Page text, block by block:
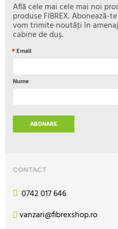
Află cele mai cele mai noi
produse FIBREX. Abonează-
vom trimite noutăţi în
cabine de duș.
*Email
Nume
ABONARE
CONTACT
0742 017 646
vanzari@fibrexshop.ro